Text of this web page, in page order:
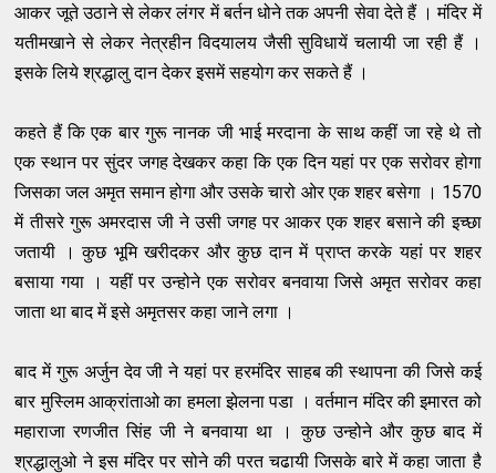
आकर जूते उठाने से लेकर लंगर में बर्तन धोने तक अपनी सेवा देते हैं । मंदिर में
यतीमखाने से लेकर नेत्रहीन विदयालय जैसी सुविधायें चलायी जा रही हैं ।
इसके लिये श्रद्धालु दान देकर इसमें सहयोग कर सकते हैं ।
कहते हैं कि एक बार गुरू नानक जी भाई मरदाना के साथ कहीं जा रहे थे तो
एक स्थान पर सुंदर जगह देखकर कहा कि एक दिन यहां पर एक सरोवर होगा
जिसका जल अमृत समान होगा और उसके चारो ओर एक शहर बसेगा । 1570
में तीसरे गुरू अमरदास जी ने उसी जगह पर आकर एक शहर बसाने की इच्छा
जतायी । कुछ भूमि खरीदकर और कुछ दान में प्राप्त करके यहां पर शहर
बसाया गया । यहीं पर उन्होने एक सरोवर बनवाया जिसे अमृत सरोवर कहा
जाता था बाद में इसे अमृतसर कहा जाने लगा ।
बाद में गुरू अर्जुन देव जी ने यहां पर हरमंदिर साहब की स्थापना की जिसे कई
बार मुस्लिम आक्रांताओ का हमला झेलना पडा । वर्तमान मंदिर की इमारत को
महाराजा रणजीत सिंह जी ने बनवाया था । कुछ उन्होने और कुछ बाद में
श्रद्धालुओ ने इस मंदिर पर सोने की परत चढायी जिसके बारे में कहा जाता है